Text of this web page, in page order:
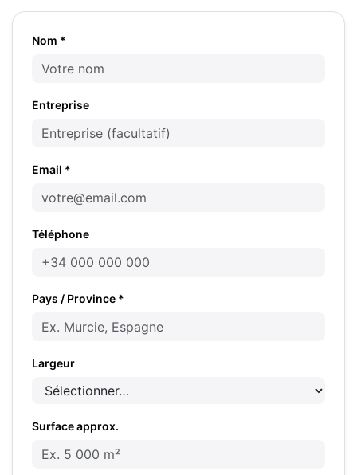
Nom *
Entreprise
Email *
Téléphone
Pays / Province *
Largeur
Surface approx.